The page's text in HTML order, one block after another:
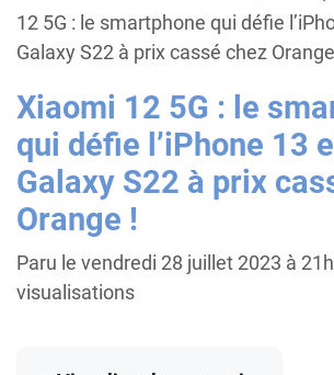
12 5G : le smartphone qui défie
Galaxy S22 à prix cassé chez
Xiaomi 12 5G : le
qui défie l’iPhone 13
Galaxy S22 à prix
Orange !
Paru le vendredi 28 juillet 2023 à
visualisations